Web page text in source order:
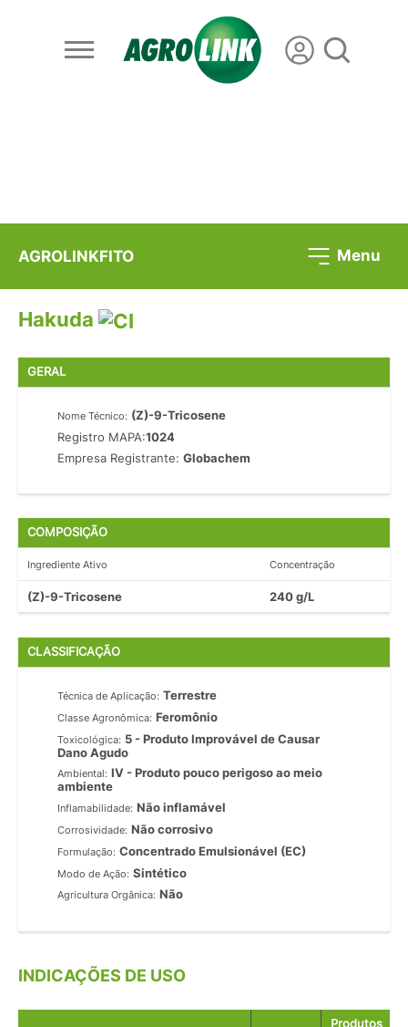
AGROLINKFITO Menu
Hakuda
GERAL
Nome Técnico: (Z)-9-Tricosene
Registro MAPA:1024
Empresa Registrante:Globachem
COMPOSIÇÃO
Ingrediente Ativo Concentração
(Z)-9-Tricosene 240 g/L
CLASSIFICAÇÃO
Técnica de Aplicação: Terrestre
Classe Agronômica: Feromônio
Toxicológica: 5 - Produto Improvável de Causar
Dano Agudo
Ambiental: IV - Produto pouco perigoso ao meio
ambiente
Inflamabilidade: Não inflamável
Corrosividade: Não corrosivo
Formulação: Concentrado Emulsionável (EC)
Modo de Ação: Sintético
Agricultura Orgânica: Não
INDICAÇÕES DE USO
Produtos